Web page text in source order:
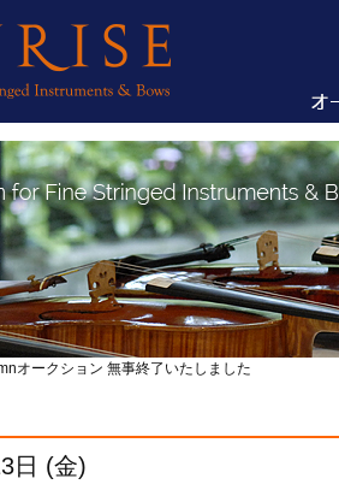
オークション 無事終了いたしました
日 (金)